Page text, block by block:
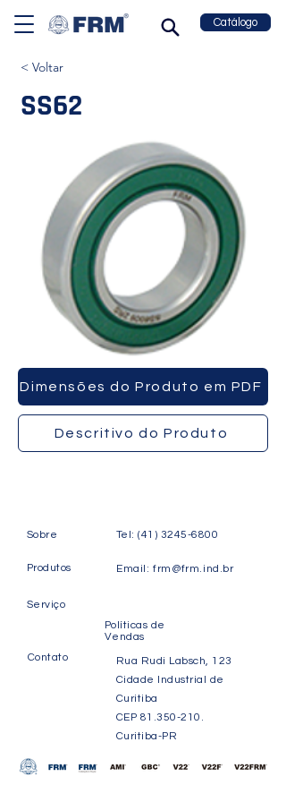
Catálogo
< Voltar
SS62
Dimensões do Produto em PDF
Descritivo do Produto
Sobre Tel:(41) 3245-6800
Produtos Email:frm@frm.ind.br
Serviço
Políticas de
Vendas
Contato
Rua Rudi Labsch, 123
Cidade Industrial de
Curitiba
CEP 81.350-210 .
Curitiba-PR